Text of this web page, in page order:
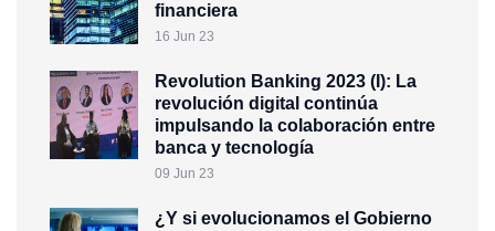
financiera
16 Jun 23
Revolution Banking 2023 (I): La
revolución digital continúa
impulsando la colaboración entre
banca y tecnología
09 Jun 23
¿Y si evolucionamos el Gobierno